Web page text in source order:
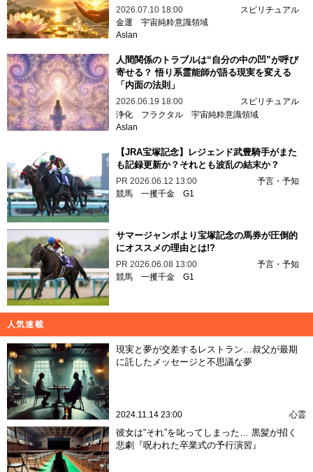
2026.07.10 18:00
スピリチュアル
金運 宇宙純粋意識領域
Aslan
人間関係のトラブルは“自分の中の凹”が呼び
寄せる？ 悟り系霊能師が語る現実を変える
「内面の法則」
2026.06.19 18:00
スピリチュアル
浄化
フラクタル 宇宙純粋意識領域
Aslan
【JRA宝塚記念】レジェンド武豊騎手がまた
も記録更新か？それとも波乱の結末か？
PR 2026.06.12 13:00
予言・予知
競馬 一攫千金 G1
サマージャンボより宝塚記念の馬券が圧倒的
にオススメの理由とは!?
PR 2026.06.08 13:00
予言・予知
競馬 一攫千金 G1
人気連載
現実と夢が交差するレストラン…叔父が最期
に託したメッセージと不思議な夢
2024.11.14 23:00 心霊
彼女は“それ”を叱ってしまった… 黒髪が招く
悲劇『呪われた卒業式の予行演習』